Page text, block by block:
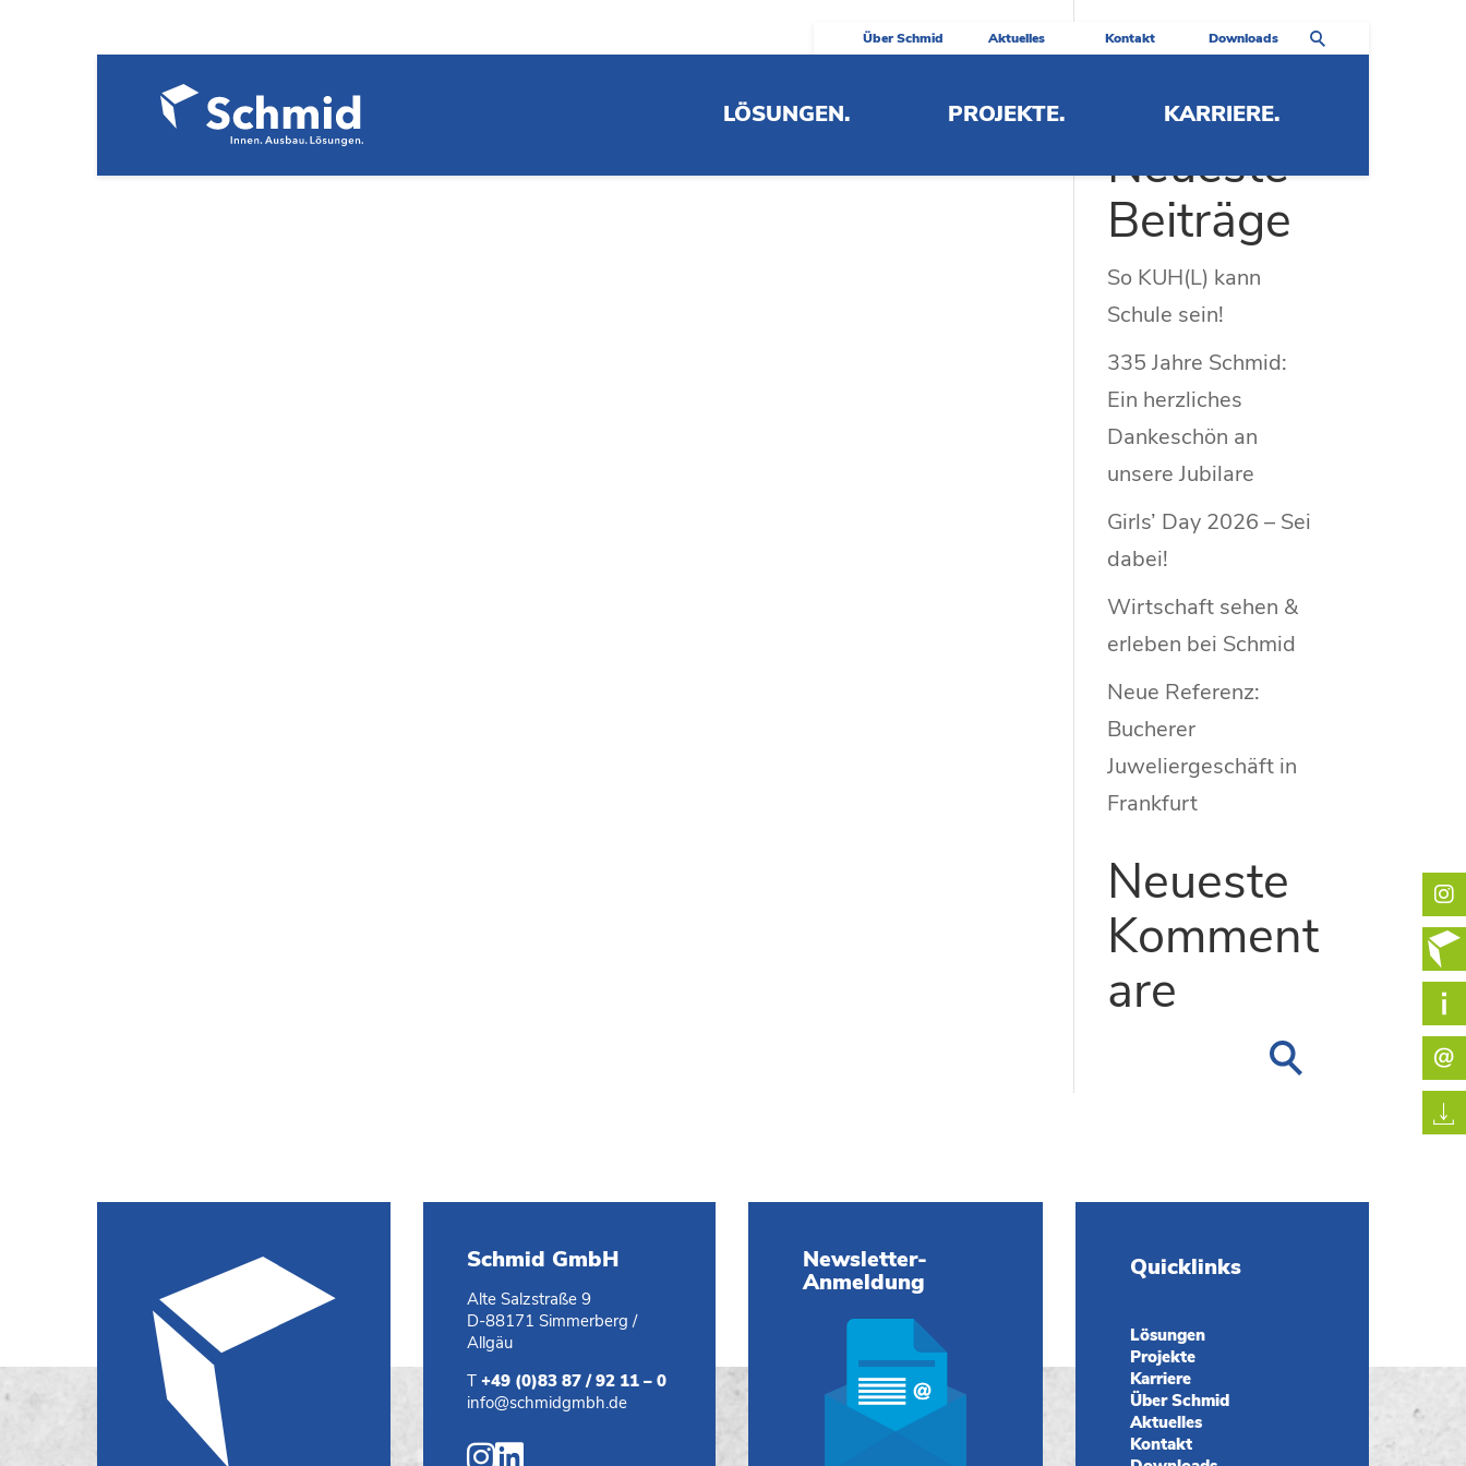
Über Schmid Aktuelles Kontakt Downloads
LÖSUNGEN. PROJEKTE. KARRIERE.
Unternehmensflyer
Neueste
Beiträge
So KUH(L) kann
Schule sein!
335 Jahre Schmid:
Ein herzliches
Dankeschön an
unsere Jubilare
Girls’ Day 2026 – Sei
dabei!
Wirtschaft sehen &
erleben bei Schmid
Neue Referenz:
Bucherer
Juweliergeschäft in
Frankfurt
Neueste
Komment
are
Schmid GmbH
Alte Salzstraße 9
D-88171 Simmerberg /
Allgäu
T+49 (0)83 87 / 92 11 – 0
info@schmidgmbh.de
Newsletter-
Anmeldung
Quicklinks
Lösungen
Projekte
Karriere
Über Schmid
Aktuelles
Kontakt